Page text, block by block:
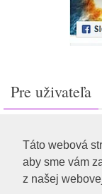
Táto webová
aby sme vám
z našej
Pre uživateľa
Feed záznamov
RSS feed
WordPress.org